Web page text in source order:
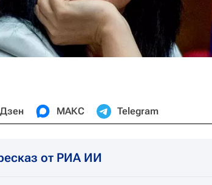
Дзен МАКС Telegram
от РИА ИИ